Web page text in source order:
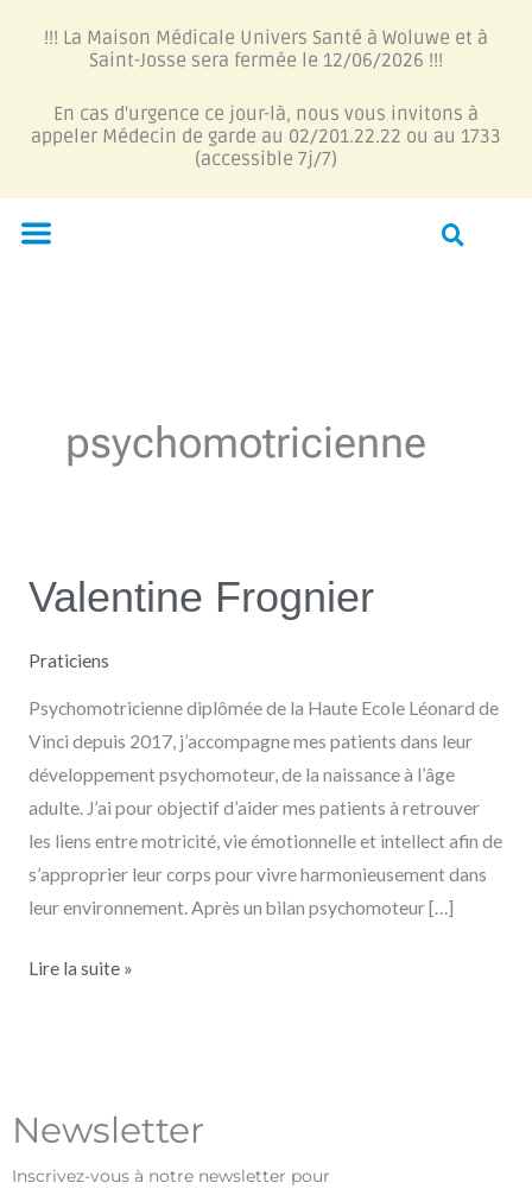
!!! La Maison Médicale Univers Santé à Woluwe et à
Saint-Josse sera fermée le 12/06/2026 !!!
En cas d'urgence ce jour-là, nous vous invitons à
appeler Médecin de garde au 02/201.22.22 ou au 1733
(accessible 7j/7)
Menu
psychomotricienne
Valentine Frognier
Praticiens
Psychomotricienne diplômée de la Haute Ecole Léonard de
Vinci depuis 2017, j’accompagne mes patients dans leur
développement psychomoteur, de la naissance à l’âge
adulte. J’ai pour objectif d’aider mes patients à retrouver
les liens entre motricité, vie émotionnelle et intellect afin de
s’approprier leur corps pour vivre harmonieusement dans
leur environnement. Après un bilan psychomoteur […]
Valentine
Frognier
Lire la suite »
Newsletter
Inscrivez-vous à notre newsletter pour